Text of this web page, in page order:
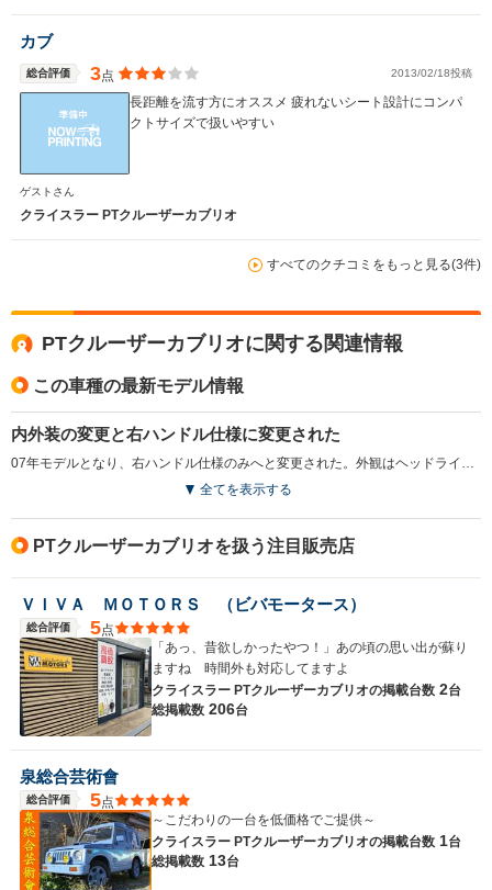
カブ
総合評価 3点 2013/02/18投稿
長距離を流す方にオススメ 疲れないシート設計にコンパ
クトサイズで扱いやすい
ゲストさん
クライスラー PTクルーザーカブリオ
すべてのクチコミをもっと見る(3件)
PTクルーザーカブリオに関する関連情報
この車種の最新モデル情報
内外装の変更と右ハンドル仕様に変更された
全てを表示する
PTクルーザーカブリオを扱う注目販売店
ＶＩＶＡ ＭＯＴＯＲＳ （ビバモータース）
総合評価 5点
「あっ、昔欲しかったやつ！」あの頃の思い出が蘇り
ますね 時間外も対応してますよ
クライスラー PTクルーザーカブリオの掲載台数 2台
総掲載数 206台
泉総合芸術會
総合評価 5点
～こだわりの一台を低価格でご提供～
クライスラー PTクルーザーカブリオの掲載台数 1台
総掲載数 13台